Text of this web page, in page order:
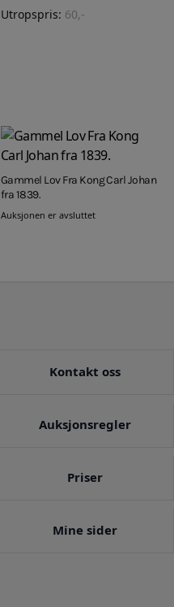
Utropspris: 60,-
Gammel Lov Fra Kong Carl Johan
fra 1839.
Auksjonen er avsluttet
Kontakt oss
Auksjonsregler
Priser
Mine sider